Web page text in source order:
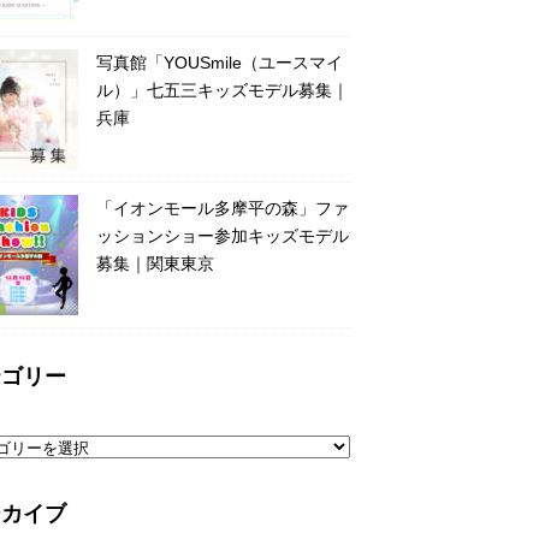
写真館「YOUSmile（ユースマイ
ル）」七五三キッズモデル募集｜
兵庫
「イオンモール多摩平の森」ファ
ッションショー参加キッズモデル
募集｜関東東京
リー
イブ